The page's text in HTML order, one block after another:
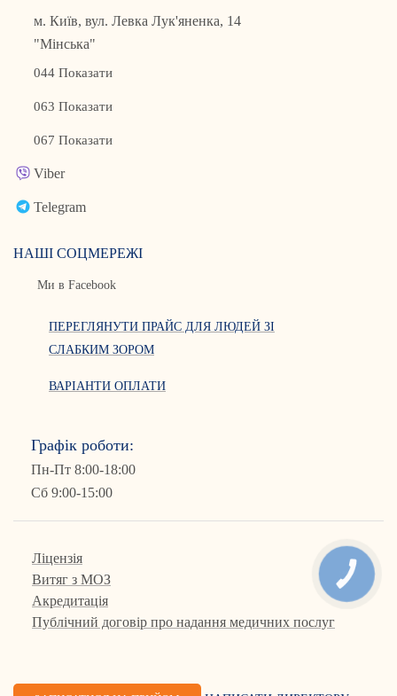
Графік роботи:
Пн-Пт 8:00-18:00
Сб 9:00-15:00
Ліцензія
Витяг з МОЗ
Акредитація
Публічний договір про надання медичних послуг
м. Київ, вул. Левка Лук'яненка, 14
"Мінська"
044 Показати
063 Показати
067 Показати
Viber
Telegram
НАШІ СОЦМЕРЕЖІ
Ми в Facebook
ПЕРЕГЛЯНУТИ ПРАЙС ДЛЯ ЛЮДЕЙ ЗІ
СЛАБКИМ ЗОРОМ
ВАРІАНТИ ОПЛАТИ
КНОПКА
ЗВ'ЯЗКУ